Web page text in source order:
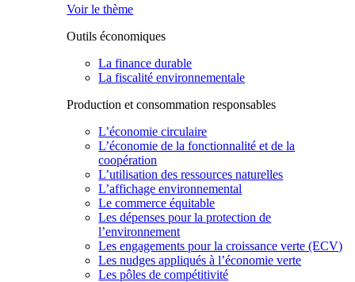
Voir le thème
Outils économiques
La finance durable
La fiscalité environnementale
Production et consommation responsables
L’économie circulaire
L’économie de la fonctionnalité et de la
coopération
L’utilisation des ressources naturelles
L’affichage environnemental
Le commerce équitable
Les dépenses pour la protection de
l’environnement
Les engagements pour la croissance verte (ECV)
Les nudges appliqués à l’économie verte
Les pôles de compétitivité